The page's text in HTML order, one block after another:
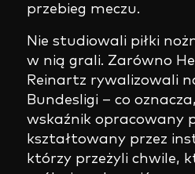
przebieg meczu.
Nie studiowali piłki
w nią grali. Zarówno
Reinartz rywalizowali
Bundesligi – co
wskaźnik opracowany
kształtowany przez
którzy przeżyli chwile,